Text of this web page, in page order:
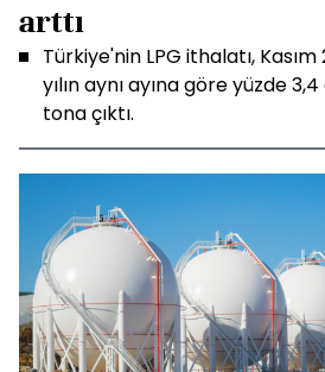
arttı
Türkiye'nin LPG ithalatı,
yılın aynı ayına göre yüzde
tona çıktı.